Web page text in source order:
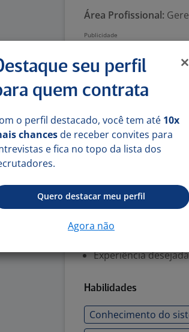
Área Profissional:
Escolaridade
Valorizado
Experiência
Habilidades
Conhecimento do
seu perfil
quem contrata
o perfil destacado, você tem até 10x
chances de receber convites para
e fica no topo da lista dos
Quero destacar meu perfil
Agora não